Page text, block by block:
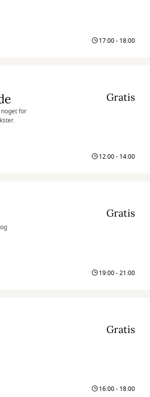
17:00 - 18:00
for
Gratis
12:00 - 14:00
Gratis
19:00 - 21:00
Gratis
16:00 - 18:00